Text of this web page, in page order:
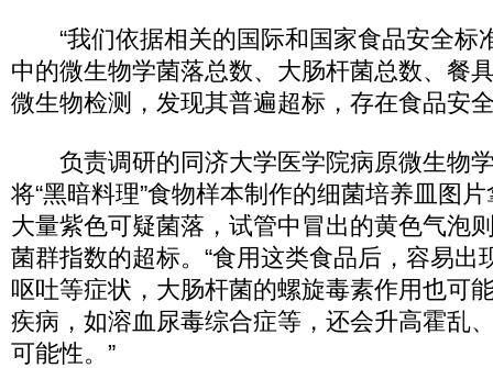
“我们依据相关的国际和国家食品安全标准
中的微生物学菌落总数、大肠杆菌总数、餐
微生物检测，发现其普遍超标，存在食品安
负责调研的同济大学医学院病原微生物
将“黑暗料理”食物样本制作的细菌培养皿图
大量紫色可疑菌落，试管中冒出的黄色气泡
菌群指数的超标。“食用这类食品后，容易出
呕吐等症状，大肠杆菌的螺旋毒素作用也可
疾病，如溶血尿毒综合症等，还会升高霍乱
可能性。”